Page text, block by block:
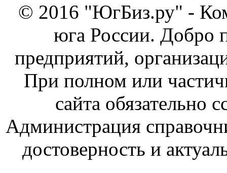
© 2016 "ЮгБиз.ру" -
юга России. Добро
предприятий,
При полном или
сайта обязательно
Администрация
достоверность и